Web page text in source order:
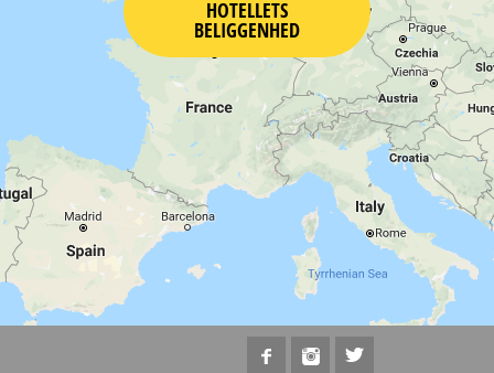
HOTELLETS
BELIGGENHED